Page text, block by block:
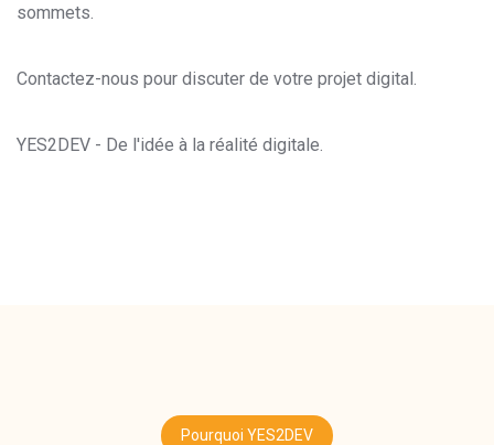
sommets.
Contactez-nous pour discuter de votre projet digital.
YES2DEV - De l'idée à la réalité digitale.
Pourquoi YES2DEV